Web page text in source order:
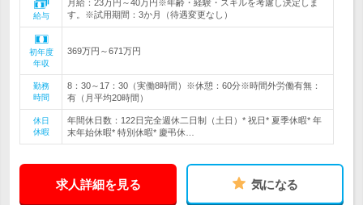
給与
月給：23万円～40万円※年齢・経験・スキルを考慮し決定しま
す。※試用期間：3か月（待遇変更なし）
初年度
年収
369万円～671万円
勤務
時間
8：30～17：30（実働8時間）※休憩：60分※時間外労働有無：
有（月平均20時間）
休日
休暇
年間休日数：122日完全週休二日制（土日）* 祝日* 夏季休暇* 年
末年始休暇* 特別休暇* 慶弔休…
求人詳細を見る 気になる